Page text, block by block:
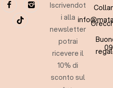
Iscrivendot
i alla
newsletter
potrai
ricevere il
10% di
sconto sul